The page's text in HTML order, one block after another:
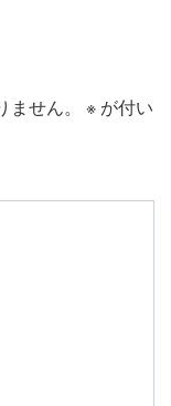
せん。 ※ が付い